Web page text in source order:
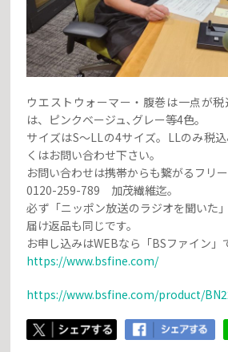
ウエストウォーマー・腹巻は一点が
は、ピンクベージュ､グレー等4色。
サイズはS～LLの4サイズ。LLのみ税
くはお問い合わせ下さい。
お問い合わせは携帯からも繋がるフリー
0120-259-789 加茂繊維迄。
必ず「ニッポン放送のラジオを聞いた
届け返品も同じです。
お申し込みはWEBなら「BSファイン」
https://www.bsfine.com/
https://www.bsfine.com/product/